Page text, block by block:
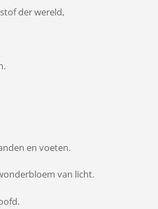
der wereld,
en voeten.
van licht.